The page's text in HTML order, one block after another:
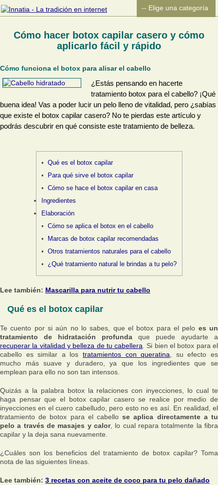
Cómo hacer botox capilar casero y cómo
aplicarlo fácil y rápido
Cómo funciona el botox para alisar el cabello
¿Estás pensando en hacerte
tratamiento botox para el cabello? ¡Qué
buena idea! Vas a poder lucir un pelo lleno de vitalidad, pero ¿sabías
que existe el botox capilar casero? No te pierdas este artículo y
podrás descubrir en qué consiste este tratamiento de belleza.
Qué es el botox capilar
Para qué sirve el botox capilar
Cómo se hace el botox capilar en casa
Ingredientes
Elaboración
Cómo se aplica el botox en el cabello
Marcas de botox capilar recomendadas
Otros tratamientos naturales para el cabello
¿Qué tratamiento natural le brindas a tu pelo?
Lee también: Mascarilla para nutrir tu cabello
Qué es el botox capilar
Te cuento por si aún no lo sabes, que el botox para el pelo es un
tratamiento de hidratación profunda que puede ayudarte a
recuperar la vitalidad y belleza de tu cabellera . Si bien el botox para el
cabello es similar a los tratamientos con queratina , su efecto es
mucho más suave y duradero, ya que los ingredientes que se
emplean para ello no son tan intensos.
Quizás a la palabra botox la relaciones con inyecciones, lo cual te
haga pensar que el botox capilar casero se realice por medio de
inyecciones en el cuero cabelludo, pero esto no es así. En realidad, el
tratamiento de botox para el cabellose aplica directamente a tu
pelo a través de masajes y calor, lo cual repara totalmente la fibra
capilar y la deja sana nuevamente.
¿Cuáles son los beneficios del tratamiento de botox capilar? Toma
nota de las siguientes líneas.
Lee también: 3 recetas con aceite de coco para tu pelo dañado